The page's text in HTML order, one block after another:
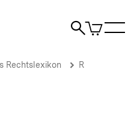
Suche
Artikel
im
Rechtslexikon R